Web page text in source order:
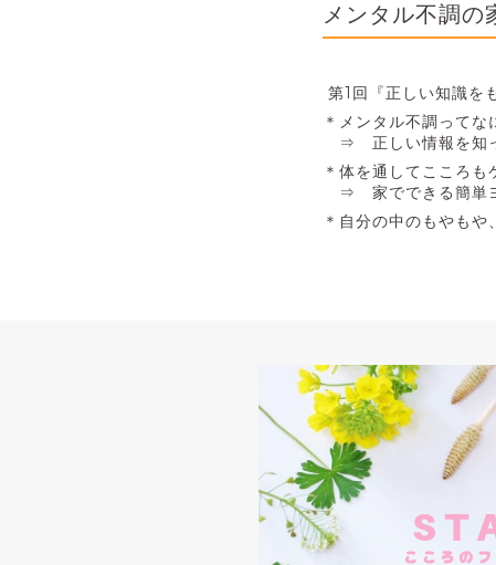
メンタル不調の
第1回『正しい知識を
＊メンタル不調ってな
⇒ 正しい情報を知っ
＊体を通してこころも
⇒ 家でできる簡単ヨ
＊自分の中のもやも